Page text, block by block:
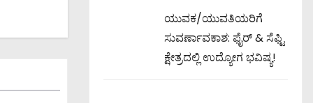
ಯುವಕ/ಯುವತಿಯರಿಗೆ
ಸುವರ್ಣಾವಕಾಶ: ಫೈರ್ & ಸೆಫ್ಟಿ
ಕ್ಷೇತ್ರದಲ್ಲಿ ಉದ್ಯೋಗ ಭವಿಷ್ಯ!